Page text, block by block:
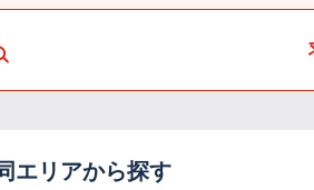
エリアから探す